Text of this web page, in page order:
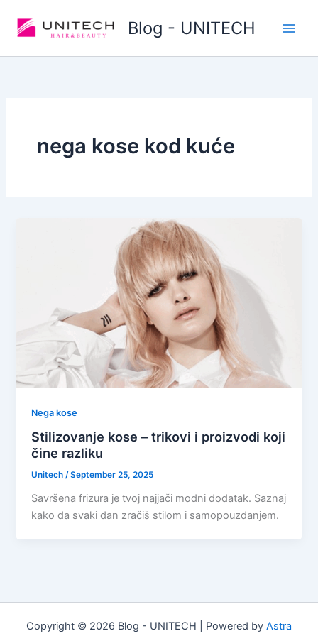
Blog - UNITECH
nega kose kod kuće
Nega kose
Stilizovanje kose – trikovi i proizvodi koji
čine razliku
Unitech/September 25, 2025
Savršena frizura je tvoj najjači modni dodatak. Saznaj
kako da svaki dan zračiš stilom i samopouzdanjem.
Copyright © 2026 Blog - UNITECH | Powered by Astra